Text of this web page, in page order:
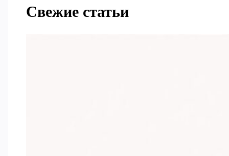
Свежие статьи